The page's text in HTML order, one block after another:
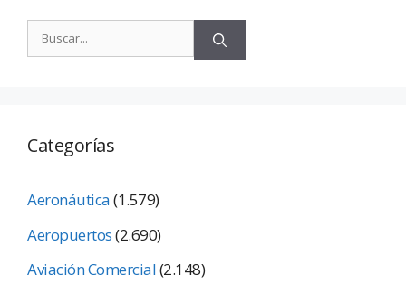
Categorías
Aeronáutica(1.579)
Aeropuertos(2.690)
Aviación Comercial(2.148)